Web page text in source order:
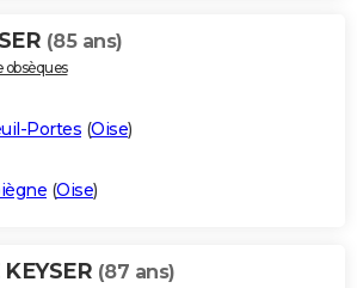
(85 ans)
Portes (Oise)
(Oise)
(87 ans)